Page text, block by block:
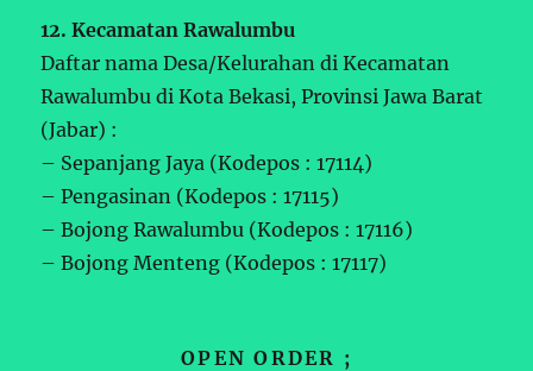
12. Kecamatan Rawalumbu
Daftar nama Desa/Kelurahan di Kecamatan
Rawalumbu di Kota Bekasi, Provinsi Jawa Barat
(Jabar) :
– Sepanjang Jaya (Kodepos : 17114)
– Pengasinan (Kodepos : 17115)
– Bojong Rawalumbu (Kodepos : 17116)
– Bojong Menteng (Kodepos : 17117)
OPEN ORDER ;